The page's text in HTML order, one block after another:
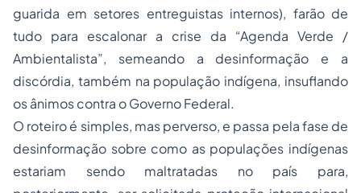
guarida em setores entreguistas internos), farão de
tudo para escalonar a crise da “Agenda Verde /
Ambientalista”, semeando a desinformação e a
discórdia, também na população indígena, insuflando
os ânimos contra o Governo Federal.
O roteiro é simples, mas perverso, e passa pela fase de
desinformação sobre como as populações indígenas
estariam sendo maltratadas no país para,